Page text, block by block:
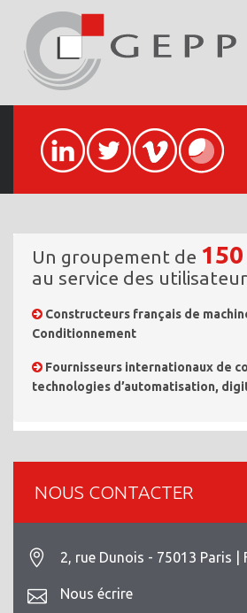
Un groupement de 150
au service des
Constructeurs français de
Conditionnement
Fournisseurs internationaux de
technologies d’automatisation,
NOUS CONTACTER
2, rue Dunois - 75013 Paris |
Nous écrire